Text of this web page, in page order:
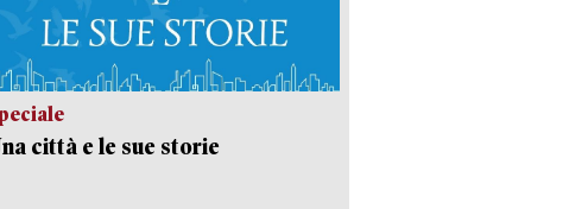
città e le sue storie